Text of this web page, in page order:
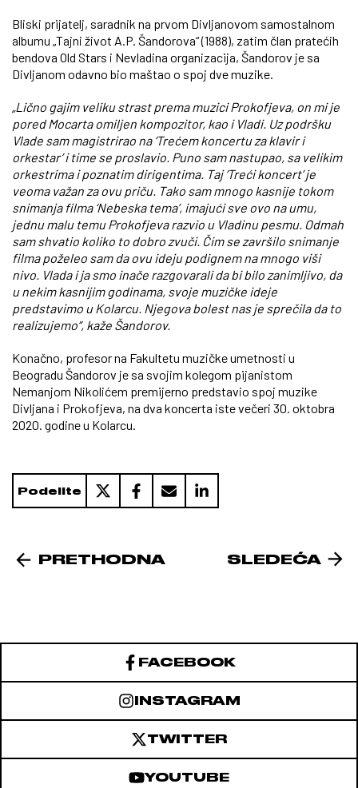
Bliski prijatelj, saradnik na prvom Divljanovom samostalnom
albumu „Tajni život A.P. Šandorova“ (1988), zatim član pratećih
bendova Old Stars i Nevladina organizacija, Šandorov je sa
Divljanom odavno bio maštao o spoj dve muzike.
„Lično gajim veliku strast prema muzici Prokofjeva, on mi je
pored Mocarta omiljen kompozitor, kao i Vladi. Uz podršku
Vlade sam magistrirao na ‘Trećem koncertu za klavir i
orkestar’ i time se proslavio. Puno sam nastupao, sa velikim
orkestrima i poznatim dirigentima. Taj ‘Treći koncert’ je
veoma važan za ovu priču. Tako sam mnogo kasnije tokom
snimanja filma ‘Nebeska tema’, imajući sve ovo na umu,
jednu malu temu Prokofjeva razvio u Vladinu pesmu. Odmah
sam shvatio koliko to dobro zvuči. Čim se završilo snimanje
filma poželeo sam da ovu ideju podignem na mnogo viši
nivo. Vlada i ja smo inače razgovarali da bi bilo zanimljivo, da
u nekim kasnijim godinama, svoje muzičke ideje
predstavimo u Kolarcu. Njegova bolest nas je sprečila da to
realizujemo“, kaže Šandorov.
Konačno, profesor na Fakultetu muzičke umetnosti u
Beogradu Šandorov je sa svojim kolegom pijanistom
Nemanjom Nikolićem premijerno predstavio spoj muzike
Divljana i Prokofjeva, na dva koncerta iste večeri 30. oktobra
2020. godine u Kolarcu.
Podelite
PRETHODNA SLEDEĆA
FACEBOOK
INSTAGRAM
TWITTER
YOUTUBE